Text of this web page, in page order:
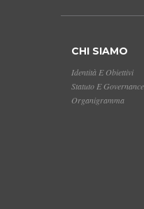
CHI SIAMO
Identità E Obiettivi
Statuto E Governance
Organigramma